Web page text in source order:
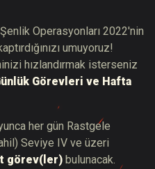
Operasyonları 2022'nin
umuyoruz!
hızlandırmak isterseniz
Görevleri ve Hafta
her gün Rastgele
Seviye IV ve üzeri
görev(ler) bulunacak.